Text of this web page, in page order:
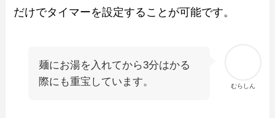
だけでタイマーを設定することが可能です。
むらしん
麺にお湯を入れてから3分はかる
際にも重宝しています。